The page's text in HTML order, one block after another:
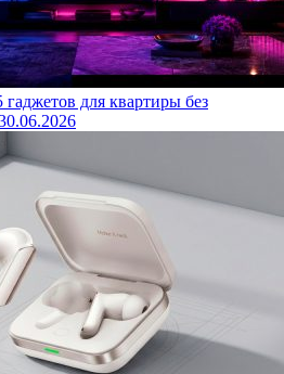
для квартиры без